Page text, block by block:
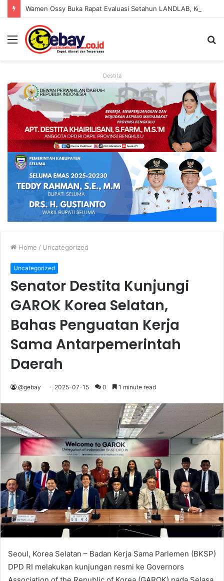
Destita
Home / Uncategorized
Uncategorized
Senator Destita Kunjungi
GAROK Korea Selatan,
Bahas Penguatan Kerja
Sama Antarpemerintah
Daerah
@gebay 2025-07-15 0 1 minute read
Seoul, Korea Selatan – Badan Kerja Sama Parlemen (BKSP)
DPD RI melakukan kunjungan resmi ke Governors